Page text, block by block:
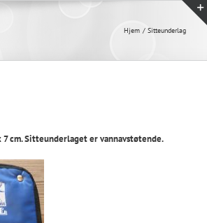
Hjem Sitteunderlag
cm. Sitteunderlaget er vannavstøtende.